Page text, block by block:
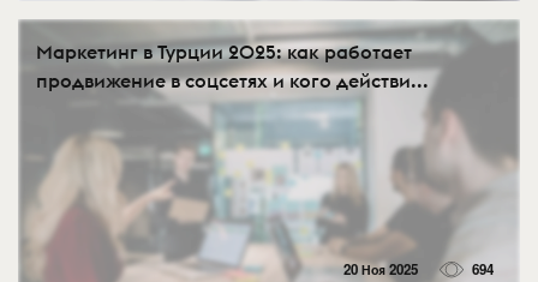
Маркетинг в Турции 2025: как работает
продвижение в соцсетях и кого действи...
20 Ноя 2025 694